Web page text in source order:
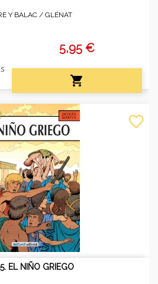
Y BALAC / GLÉNAT
5,95 €

EL NIÑO GRIEGO
favorite_border